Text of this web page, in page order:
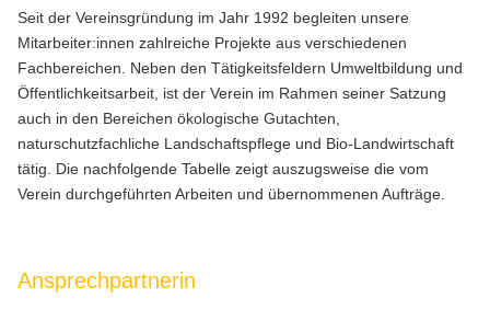
Seit der Vereinsgründung im Jahr 1992 begleiten unsere
Mitarbeiter:innen zahlreiche Projekte aus verschiedenen
Fachbereichen. Neben den Tätigkeitsfeldern Umweltbildung und
Öffentlichkeitsarbeit, ist der Verein im Rahmen seiner Satzung
auch in den Bereichen ökologische Gutachten,
naturschutzfachliche Landschafts­pflege und Bio-Landwirtschaft
tätig. Die nachfolgende Tabelle zeigt auszugs­weise die vom
Verein durchgeführten Arbeiten und übernommenen Aufträge.
Ansprechpartnerin